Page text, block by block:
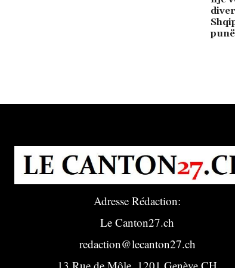
Adresse Rédaction:
Le Canton27.ch
redaction@lecanton27.ch